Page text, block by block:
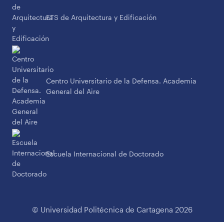
ETS de Arquitectura y Edificación
Centro Universitario de la Defensa. Academia
General del Aire
Escuela Internacional de Doctorado
© Universidad Politécnica de Cartagena 2026